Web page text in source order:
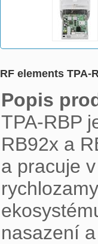
RF elements
Popis
TPA-RBP
RB92x a
a pracuje
nasazení